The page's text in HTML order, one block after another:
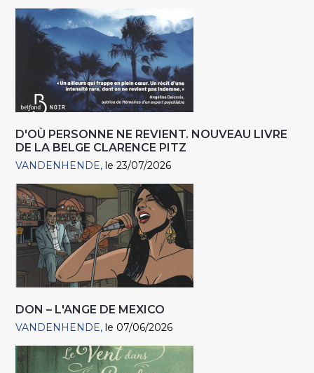
D'OÙ PERSONNE NE REVIENT. NOUVEAU LIVRE
DE LA BELGE CLARENCE PITZ
VANDENHENDE le 23/07/2026
DON – L'ANGE DE MEXICO
VANDENHENDE le 07/06/2026